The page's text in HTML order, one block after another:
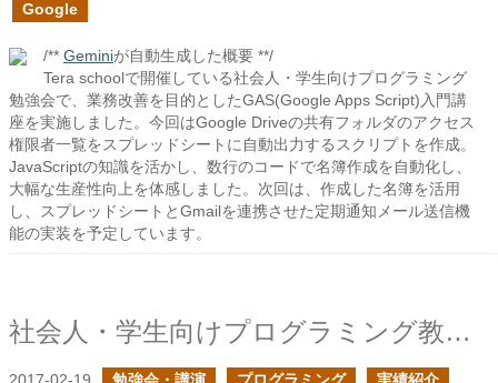
Google
/** Geminiが自動生成した概要 **/
Tera schoolで開催している社会人・学生向けプログラミング
勉強会で、業務改善を目的としたGAS(Google Apps Script)入門講
座を実施しました。今回はGoogle Driveの共有フォルダのアクセス
権限者一覧をスプレッドシートに自動出力するスクリプトを作成。
JavaScriptの知識を活かし、数行のコードで名簿作成を自動化し、
大幅な生産性向上を体感しました。次回は、作成した名簿を活用
し、スプレッドシートとGmailを連携させた定期通知メール送信機
能の実装を予定しています。
社会人・学生向けプログラミング教室でコードレビューをしてみました